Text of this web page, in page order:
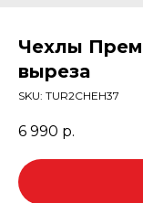
Чехлы
выреза
SKU: TUR2CHEH37
6 990 р.